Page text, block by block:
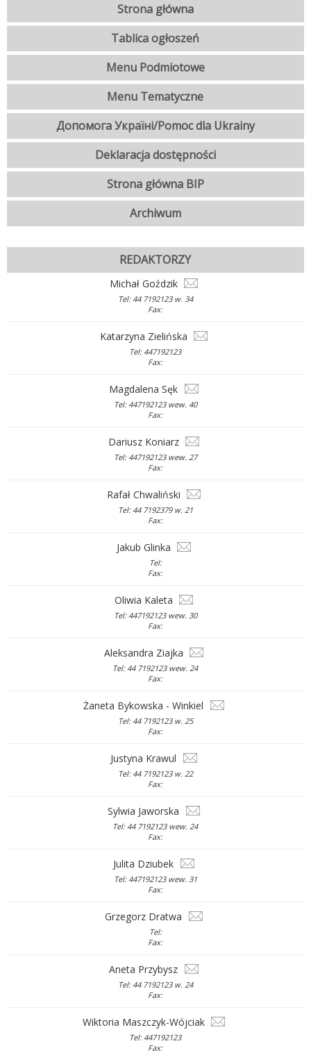
Strona główna
Tablica ogłoszeń
Menu Podmiotowe
Menu Tematyczne
Допомога Україні/Pomoc dla Ukrainy
Deklaracja dostępności
Strona główna BIP
Archiwum
REDAKTORZY
Michał Goździk
Tel: 44 7192123 w. 34
Fax:
Katarzyna Zielińska
Tel: 447192123
Fax:
Magdalena Sęk
Tel: 447192123 wew. 40
Fax:
Dariusz Koniarz
Tel: 447192123 wew. 27
Fax:
Rafał Chwaliński
Tel: 44 7192379 w. 21
Fax:
Jakub Glinka
Tel:
Fax:
Oliwia Kaleta
Tel: 447192123 wew. 30
Fax:
Aleksandra Ziajka
Tel: 44 7192123 wew. 24
Fax:
Żaneta Bykowska - Winkiel
Tel: 44 7192123 w. 25
Fax:
Justyna Krawul
Tel: 44 7192123 w. 22
Fax:
Sylwia Jaworska
Tel: 44 7192123 wew. 24
Fax:
Julita Dziubek
Tel: 447192123 wew. 31
Fax:
Grzegorz Dratwa
Tel:
Fax:
Aneta Przybysz
Tel: 44 7192123 w. 24
Fax:
Wiktoria Maszczyk-Wójciak
Tel: 447192123
Fax: